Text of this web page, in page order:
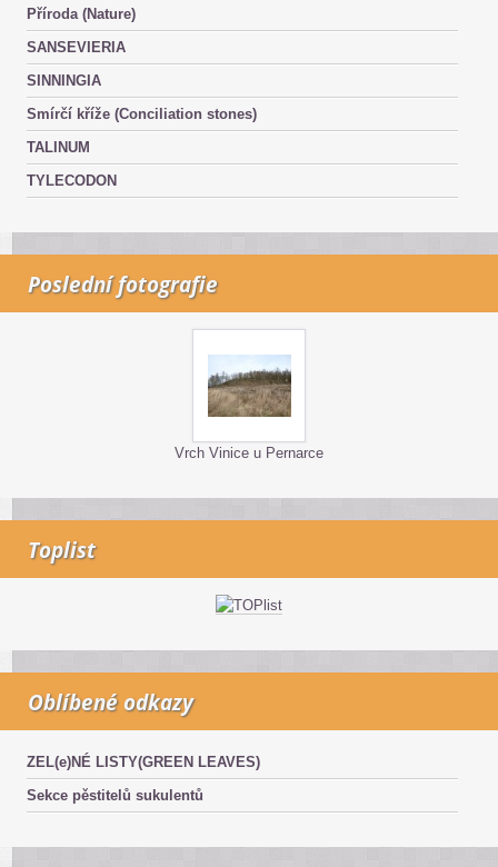
Příroda (Nature)
SANSEVIERIA
SINNINGIA
Smírčí kříže (Conciliation stones)
TALINUM
TYLECODON
Poslední fotografie
Vrch Vinice u Pernarce
Toplist
Oblíbené odkazy
ZEL(e)NÉ LISTY(GREEN LEAVES)
Sekce pěstitelů sukulentů